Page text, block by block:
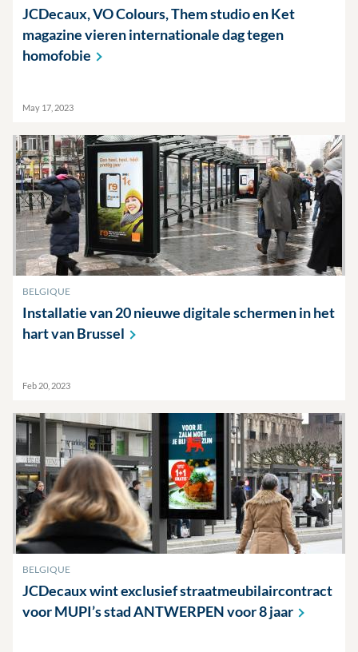
JCDecaux, VO Colours, Them studio en Ket
magazine vieren internationale dag tegen
homofobie
May 17, 2023
BELGIQUE
Installatie van 20 nieuwe digitale schermen in het
hart vanBrussel
Feb 20, 2023
BELGIQUE
JCDecaux wint exclusief straatmeubilaircontract
voor MUPI’s stad ANTWERPEN voor 8jaar